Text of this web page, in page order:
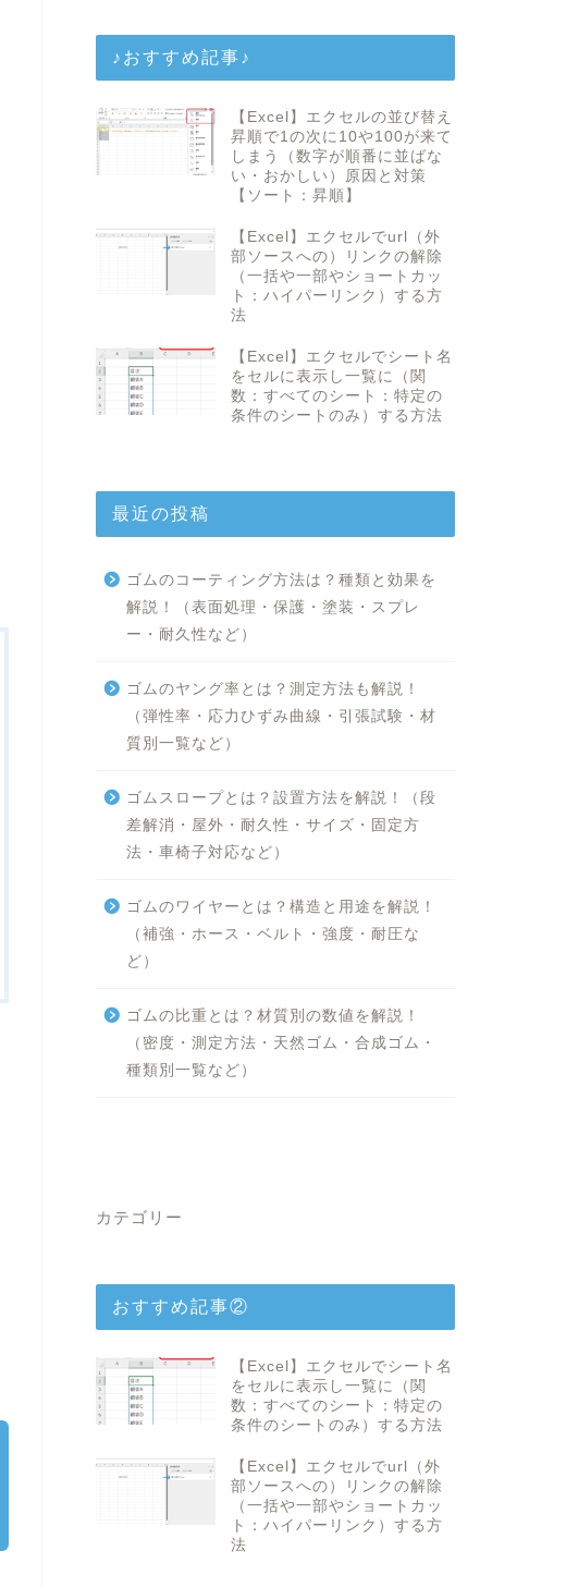
♪おすすめ記事♪
【Excel】エクセルの並び替え
昇順で1の次に10や100が来て
しまう（数字が順番に並ばな
い・おかしい）原因と対策
【ソート：昇順】
【Excel】エクセルでurl（外
部ソースへの）リンクの解除
（一括や一部やショートカッ
ト：ハイパーリンク）する方
法
【Excel】エクセルでシート名
をセルに表示し一覧に（関
数：すべてのシート：特定の
条件のシートのみ）する方法
最近の投稿
ゴムのコーティング方法は？種類と効果を
解説！（表面処理・保護・塗装・スプレ
ー・耐久性など）
ゴムのヤング率とは？測定方法も解説！
（弾性率・応力ひずみ曲線・引張試験・材
質別一覧など）
ゴムスロープとは？設置方法を解説！（段
差解消・屋外・耐久性・サイズ・固定方
法・車椅子対応など）
ゴムのワイヤーとは？構造と用途を解説！
（補強・ホース・ベルト・強度・耐圧な
ど）
ゴムの比重とは？材質別の数値を解説！
（密度・測定方法・天然ゴム・合成ゴム・
種類別一覧など）
カテゴリー
おすすめ記事②
【Excel】エクセルでシート名
をセルに表示し一覧に（関
数：すべてのシート：特定の
条件のシートのみ）する方法
【Excel】エクセルでurl（外
部ソースへの）リンクの解除
（一括や一部やショートカッ
ト：ハイパーリンク）する方
法